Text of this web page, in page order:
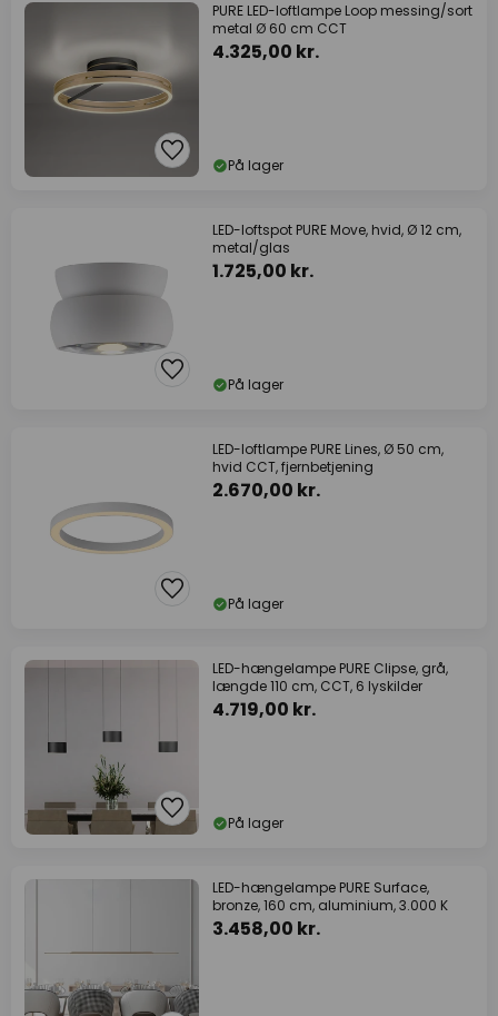
PURE LED-loftlampe Loop messing/sort
metal Ø 60 cm CCT
4.325,00 kr.
På lager
LED-loftspot PURE Move, hvid, Ø 12 cm,
metal/glas
1.725,00 kr.
På lager
LED-loftlampe PURE Lines, Ø 50 cm,
hvid CCT, fjernbetjening
2.670,00 kr.
På lager
LED-hængelampe PURE Clipse, grå,
længde 110 cm, CCT, 6 lyskilder
4.719,00 kr.
På lager
LED-hængelampe PURE Surface,
bronze, 160 cm, aluminium, 3.000 K
3.458,00 kr.